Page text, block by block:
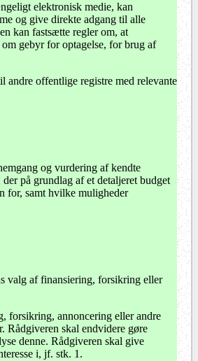
elektronisk medie, kan
og give direkte adgang til alle
kan fastsætte regler om, at
gebyr for optagelse, for brug af
andre offentlige registre med relevante
og vurdering af kendte
der på grundlag af et detaljeret budget
for, samt hvilke muligheder
valg af finansiering, forsikring eller
forsikring, annoncering eller andre
Rådgiveren skal endvidere gøre
denne. Rådgiveren skal give
i, jf. stk. 1.